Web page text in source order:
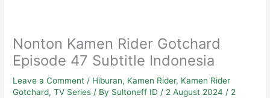
Nonton Kamen Rider Gotchard
Episode 47 Subtitle Indonesia
Leave a Comment / Hiburan, Kamen Rider, Kamen Rider
Gotchard,TV Series / By Sultoneff ID/ 2 August 2024/ 2